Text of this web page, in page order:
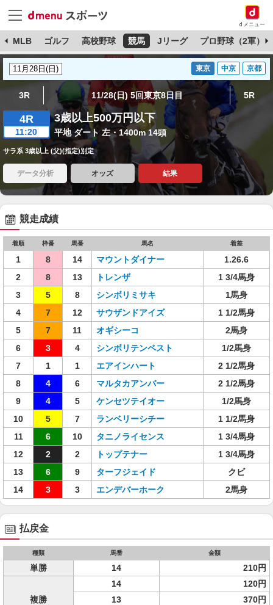
dメニュー
MLB ゴルフ 高校野球 競馬 Jリーグ プロ野球（2軍）
東京 中京 京都
3R 11/28(日) 5回東京8日目 5R
4R
11:20
3歳以上500万円以下
平地 ダート 左・1400m 14頭
サラ系 3歳以上 (父)(指定)別定
データ分析 オッズ 結果
競走成績
着順 枠番 馬番 馬名 着差
1 8 14 マウントダイナー
1.26.6
2
8 13 トレンザ
1 3/4馬身
3
5 8 シンボリミサキ
1馬身
4
7 12 サウザンドアイズ
1 1/2馬身
5
7 11 オギシーコ
2馬身
6
3 4 シンボリテンペスト
1/2馬身
7
1 1 エアインハート
2 1/2馬身
8
4 6 マルタカアンバー
2 1/2馬身
9
4 5 ケンセツテイオー
1/2馬身
10
5 7 ランベリーシチー
1 1/2馬身
11
6 10 タニノライセンス
1 3/4馬身
12
2 2 トップテナー
1 3/4馬身
13
6 9 ターフジェイド
クビ
14
3 3 エンデバーホーク 2馬身
払戻金
種類 馬番 金額
単勝 14 210円
複勝
14
120円
13
370円